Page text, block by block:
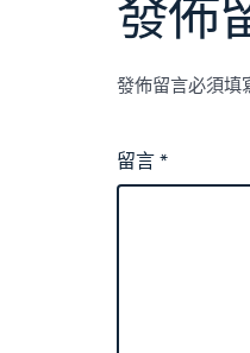
發佈
發佈留言必須填
留言*